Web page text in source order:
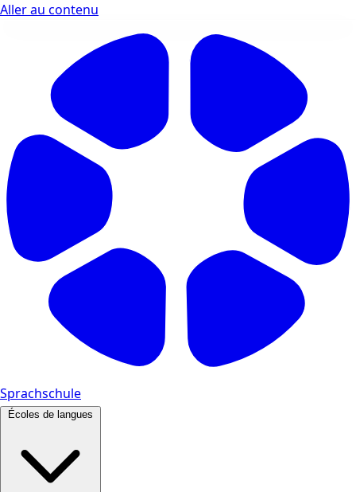
Aller au contenu
Sprachschule
Écoles de langues